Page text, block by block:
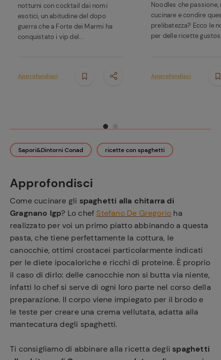
Sapori&Dintorni Conad ricette con spaghetti
Approfondisci
Come cucinare gli spaghetti alla chitarra di
Gragnano Igp? Lo chef Stefano De Gregorio ha
realizzato per voi un primo piatto abbinando a questa
pasta, che tiene perfettamente la cottura, le
canocchie, ottimi crostacei particolarmente indicati
per le diete ipocaloriche e ricchi di proteine. È proprio
il caso di dirlo: delle canocchie non si butta via niente,
infatti lo chef si serve di ogni loro parte nel corso della
preparazione. Il corpo viene impiegato per il brodo e
le teste per creare una crema vellutata, adatta alla
mantecatura degli spaghetti.
Ti consigliamo di abbinare alla ricetta degli spaghetti
notturni con cocktail dai nomi
esotici, un abitudine del dopo
guerra che a Forte dei Marmi ha
conquistato i vip del...
Approfondisci
Noodles che passione,
cucinare e condire
prelibatezza? Ecco le
per delle ricette
Approfondisci